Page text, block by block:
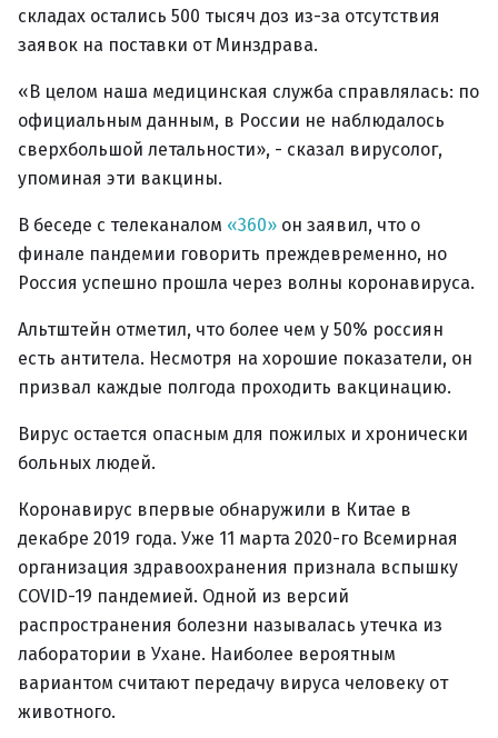
складах остались 500 тысяч доз из-за отсутствия
заявок на поставки от Минздрава.
«В целом наша медицинская служба справлялась: по
официальным данным, в России не наблюдалось
сверхбольшой летальности», - сказал вирусолог,
упоминая эти вакцины.
В беседе с телеканалом «360» он заявил, что о
финале пандемии говорить преждевременно, но
Россия успешно прошла через волны коронавируса.
Альтштейн отметил, что более чем у 50% россиян
есть антитела. Несмотря на хорошие показатели, он
призвал каждые полгода проходить вакцинацию.
Вирус остается опасным для пожилых и хронически
больных людей.
Коронавирус впервые обнаружили в Китае в
декабре 2019 года. Уже 11 марта 2020-го Всемирная
организация здравоохранения признала вспышку
COVID-19 пандемией. Одной из версий
распространения болезни называлась утечка из
лаборатории в Ухане. Наиболее вероятным
вариантом считают передачу вируса человеку от
животного.